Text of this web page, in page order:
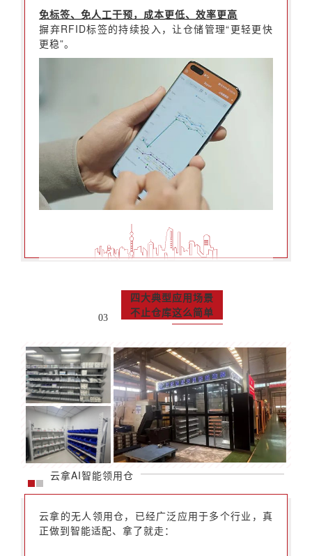
免标签、免人工干预，成本更低、效率更高
摒弃RFID标签的持续投入，让仓储管理“更轻更快
更稳”。
03
四大典型应用场景
不止仓库这么简单
云拿AI智能领用仓
云拿的无人领用仓，已经广泛应用于多个行业，真
正做到智能适配、拿了就走：